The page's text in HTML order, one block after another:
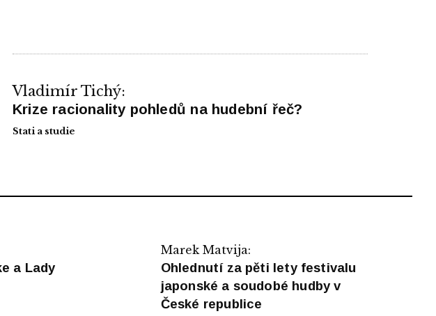
Vladimír Tichý:
Krize racionality pohledů na hudební řeč?
Stati a studie
a Lady
Marek Matvija:
Ohlednutí za pěti lety festivalu
japonské a soudobé hudby v
České republice